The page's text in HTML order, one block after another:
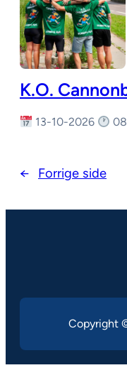
K.O.
13-10-2026
← Forrige side
Copyright